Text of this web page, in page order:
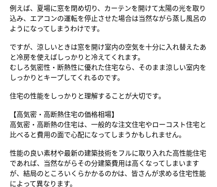
例えば、夏場に窓を閉め切り、カーテンを開けて太陽の光を取り
込み、エアコンの運転を停止させた場合は当然ながら蒸し風呂の
ようになってしまうわけです。
ですが、涼しいときは窓を開け室内の空気を十分に入れ替えたあ
と冷房を使えばしっかりと冷えてくれます。
むしろ気密性・断熱性に優れた住宅なら、そのまま涼しい室内を
しっかりとキープしてくれるのです。
住宅の性能をしっかりと理解することが大切です。
【高気密・高断熱住宅の価格相場】
高気密・高断熱の住宅は、一般的な注文住宅やローコスト住宅と
比べると費用の面で心配になってしまうかもしれません。
性能の良い素材や最新の建築技術をフルに取り入れた高性能住宅
であれば、当然ながらその分建築費用は高くなってしまいます
が、結局のところいくらかかるのかは、皆さんが求める住宅性能
によって異なります。